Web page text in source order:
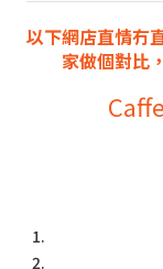
以下網店直情冇
家做個對比